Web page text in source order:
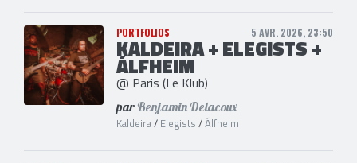
PORTFOLIOS 5 AVR. 2026, 23:50
KALDEIRA + ELEGISTS +
ÁLFHEIM
@ Paris (Le Klub)
par Benjamin Delacoux
Kaldeira/ Elegists /Álfheim